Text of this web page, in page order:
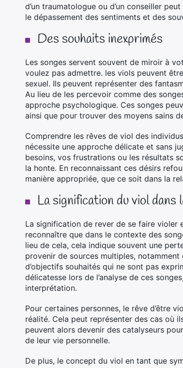
d’un traumatologue ou d’un conseiller
le dépassement des sentiments et des
Des souhaits inexprimés
Les songes servent souvent de miroir à
voulez pas admettre. les viols peuvent
sexuel. Ils peuvent représenter des
Au lieu de les percevoir comme des
approche psychologique. Ces songes
ainsi que pour trouver des moyens sains
Comprendre les rêves de viol des
nécessite une approche délicate et sans
besoins, vos frustrations ou les résultats
la honte. En reconnaissant ces désirs
manière appropriée, que ce soit dans la
La signification du viol dans
La signification de rever de se faire
reconnaître que dans le contexte des
lieu de cela, cela indique souvent une
provenir de sources multiples, notamment
d’objectifs souhaités qui ne sont pas
délicatesse lors de l’analyse de ces
interprétation.
Pour certaines personnes, le rêve d’être
réalité. Cela peut représenter des cas où
peuvent alors devenir des catalyseurs
de leur vie personnelle.
De plus, le concept du viol en tant que